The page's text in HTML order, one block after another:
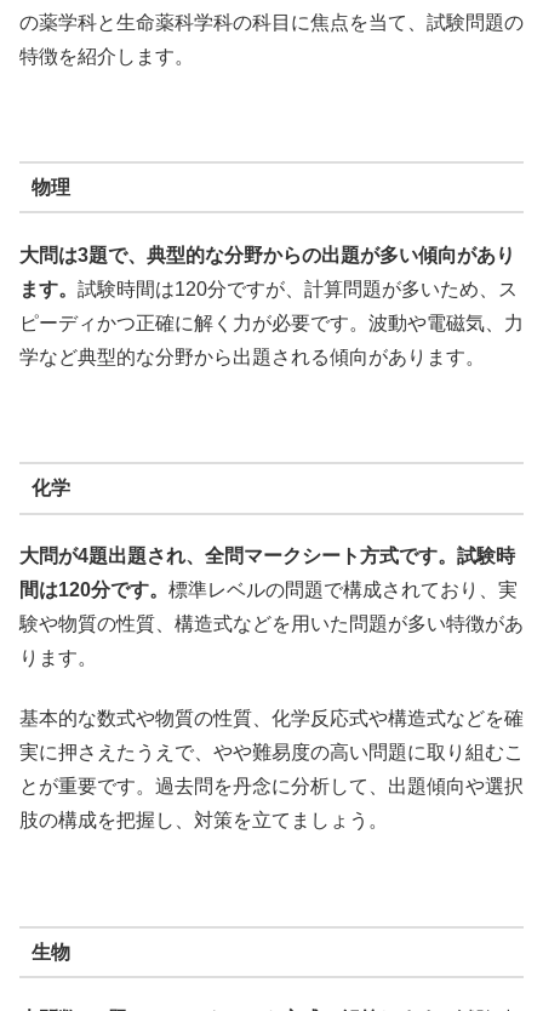
の薬学科と生命薬科学科の科目に焦点を当て、試験問題の
特徴を紹介します。
物理
大問は3題で、典型的な分野からの出題が多い傾向があり
ます。 試験時間は120分ですが、 計算問題が多いため、ス
ピーディかつ正確に解く力が必要です。 波動や電磁気、力
学など典型的な分野から出題される傾向があります。
化学
大問が4題出題され、全問マークシート方式です。試験時
間は120分です。 標準レベルの問題で構成されており、実
験や物質の性質、構造式などを用いた問題が多い特徴があ
ります。
基本的な数式や物質の性質、化学反応式や構造式などを確
実に押さえたうえで、やや難易度の高い問題に取り組むこ
とが重要です。 過去問を丹念に分析して、出題傾向や選択
肢の構成を把握し、対策を立てましょう。
生物